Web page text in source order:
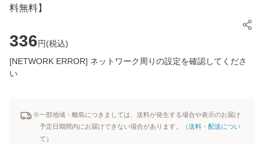
料無料】
336円(税込)
[NETWORK ERROR] ネットワーク周りの設定を確認してくださ
い
※一部地域・離島につきましては、送料が発生する場合や表示のお届け
予定日期間内にお届けできない場合があります。（送料・配送につい
て ）